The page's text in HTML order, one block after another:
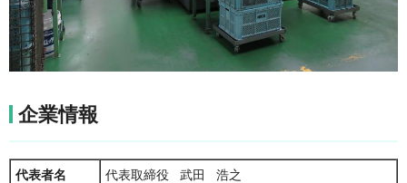
企業情報
代表者名 代表取締役 武田 浩之